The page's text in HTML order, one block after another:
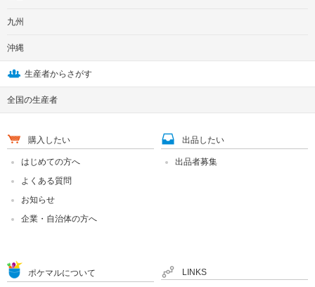
九州
沖縄
生産者からさがす
全国の生産者
購入したい
はじめての方へ
よくある質問
お知らせ
企業・自治体の方へ
出品したい
出品者募集
ポケマルについて LINKS